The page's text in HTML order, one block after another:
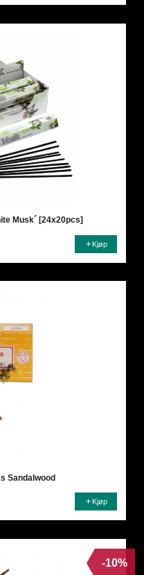
Musk´ [24x20pcs]
Kjøp
Sandalwood
Kjøp
-10%